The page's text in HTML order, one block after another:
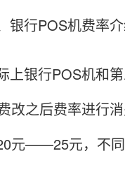
银行POS机费率
上银行POS机和
改之后费率进行
元——25元，不同